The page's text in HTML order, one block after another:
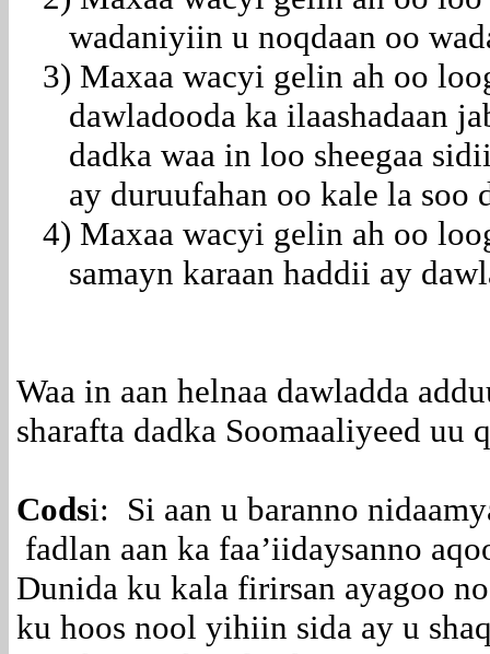
wadaniyiin u noqdaan oo
3) Maxaa wacyi gelin ah oo
dawladooda ka ilaashadaan
dadka waa in loo sheegaa
ay duruufahan oo kale la soo
4) Maxaa wacyi gelin ah oo
samayn karaan haddii ay
Waa in aan helnaa dawladda
sharafta dadka Soomaaliyeed uu
Codsi: Si aan u baranno
fadlan aan ka faa’iidaysanno
Dunida ku kala firirsan ayagoo
ku hoos nool yihiin sida ay u